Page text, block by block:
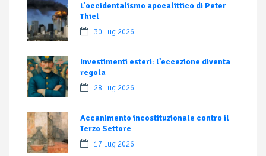
L’occidentalismo apocalittico di Peter
Thiel
30 Lug 2026
Investimenti esteri: l’eccezione diventa
regola
28 Lug 2026
Accanimento incostituzionale contro il
Terzo Settore
17 Lug 2026